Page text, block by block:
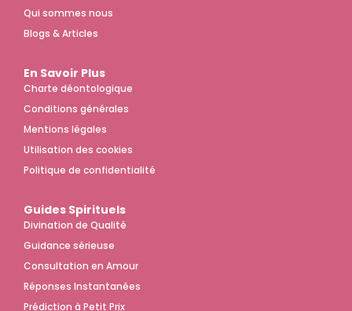
Qui sommes nous
Blogs & Articles
En Savoir Plus
Charte déontologique
Conditions générales
Mentions légales
Utilisation des cookies
Politique de confidentialité
Guides Spirituels
Divination de Qualité
Guidance sérieuse
Consultation en Amour
Réponses Instantanées
Prédiction à Petit Prix